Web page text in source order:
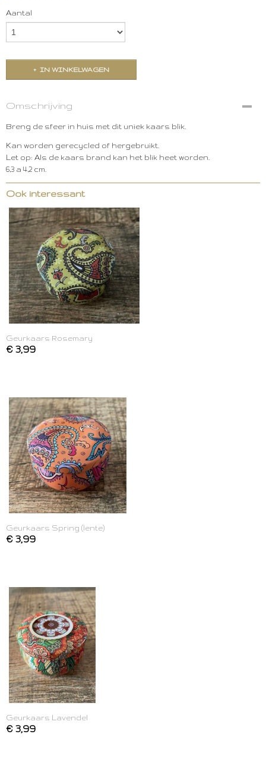
Aantal
IN WINKELWAGEN
Omschrijving
Breng de sfeer in huis met dit uniek kaars blik.
Kan worden gerecycled of hergebruikt.
Let op: Als de kaars brand kan het blik heet worden.
6,3 a 4,2 cm.
Ook interessant
Geurkaars Rosemary
€ 3,99
Geurkaars Spring (lente)
€ 3,99
Geurkaars Lavendel
€ 3,99